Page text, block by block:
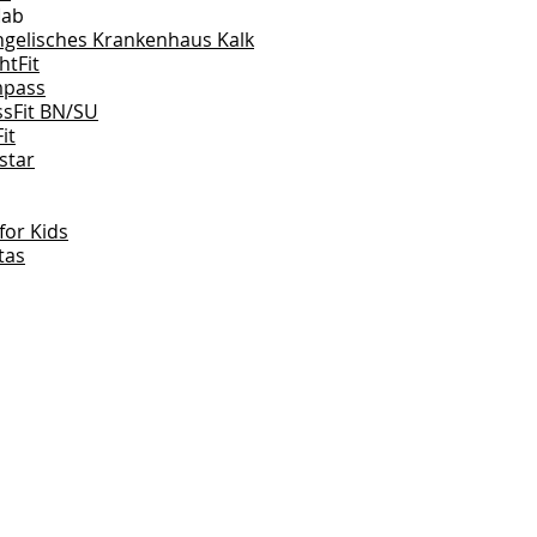
Krankenhaus Kalk
BN/SU
Kids